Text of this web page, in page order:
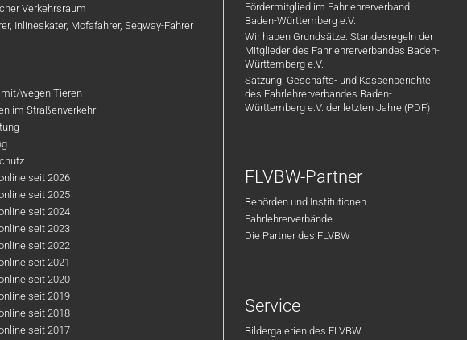
Verkehrsraum
Inlineskater, Mofafahrer, Segway-Fahrer
wegen Tieren
im Straßenverkehr
seit 2026
seit 2025
seit 2024
seit 2023
seit 2022
seit 2021
seit 2020
seit 2019
seit 2018
seit 2017
Fördermitglied im Fahrlehrerverband
Baden-Württemberg e.V.
Wir haben Grundsätze: Standesregeln der
Mitglieder des Fahrlehrerverbandes Baden-
Württemberg e.V.
Satzung, Geschäfts- und Kassenberichte
des Fahrlehrerverbandes Baden-
Württemberg e.V. der letzten Jahre (PDF)
FLVBW-Partner
Behörden und Institutionen
Fahrlehrerverbände
Die Partner des FLVBW
Service
Bildergalerien des FLVBW